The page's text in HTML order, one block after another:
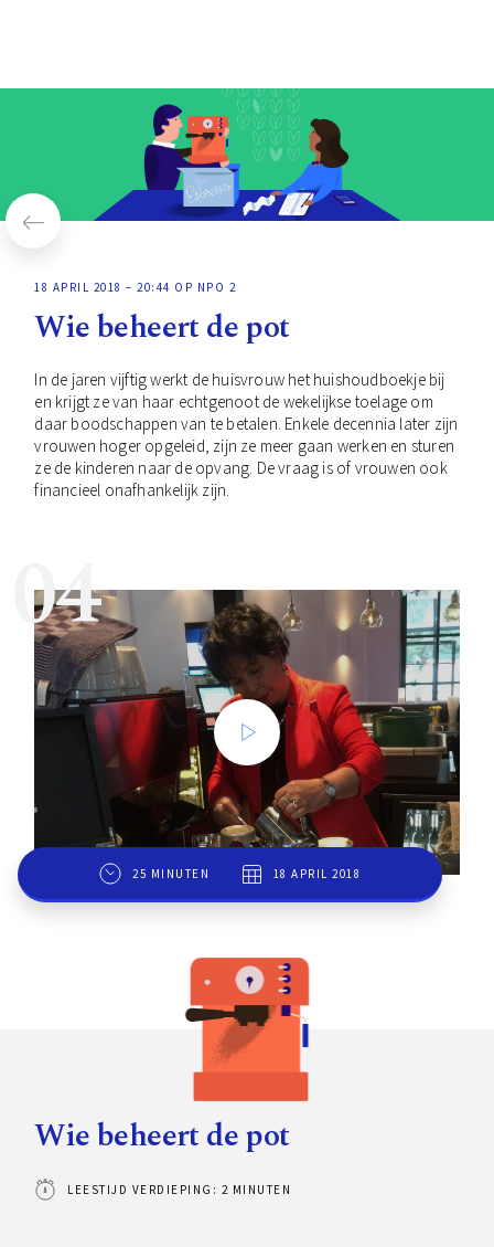
18 APRIL 2018 – 20:44 OP NPO 2
Wie beheert de pot
In de jaren vijftig werkt de huisvrouw het huishoudboekje bij
en krijgt ze van haar echtgenoot de wekelijkse toelage om
daar boodschappen van te betalen. Enkele decennia later zijn
vrouwen hoger opgeleid, zijn ze meer gaan werken en sturen
ze de kinderen naar de opvang. De vraag is of vrouwen ook
financieel onafhankelijk zijn.
04
25 MINUTEN 18 APRIL 2018
Wie beheert de pot
LEESTIJD VERDIEPING: 2 MINUTEN